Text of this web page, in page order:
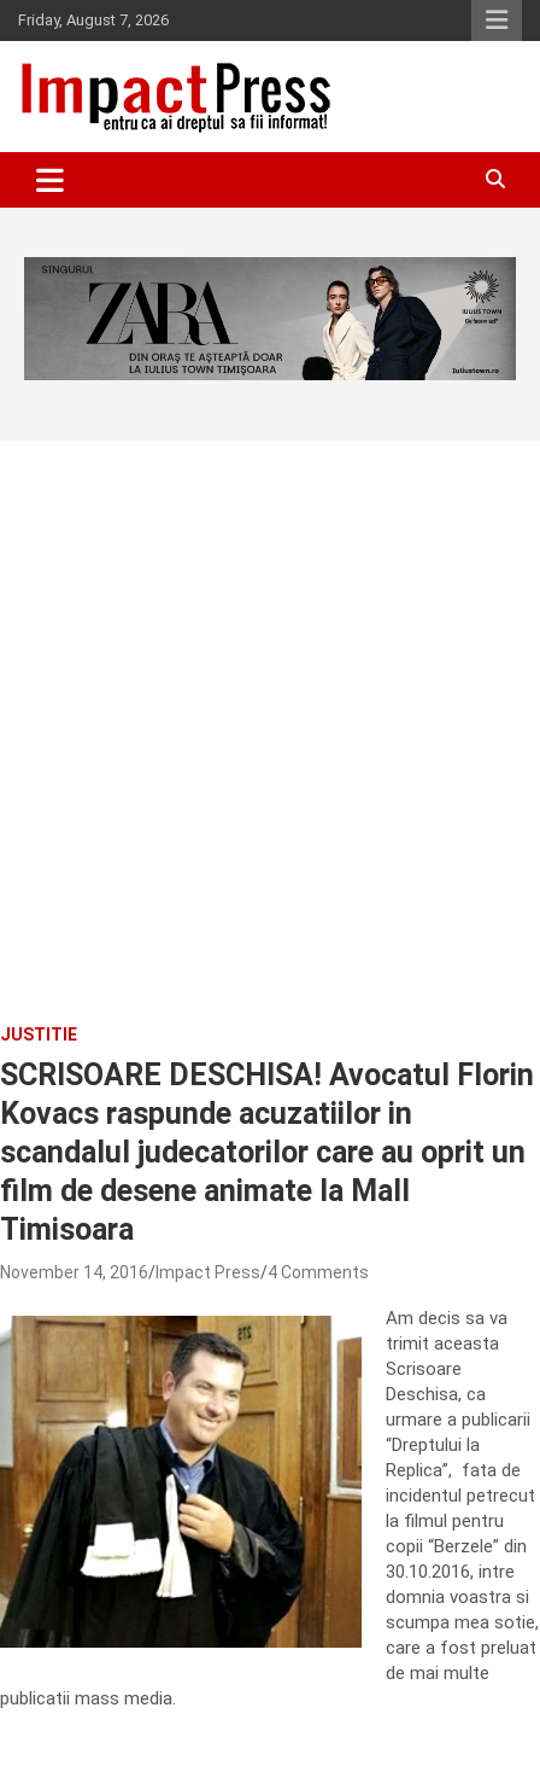
Skip
to
content
Friday, August 7, 2026
IMPACTPRESS
JUSTITIE
SCRISOARE DESCHISA! Avocatul Florin
Kovacs raspunde acuzatiilor in
scandalul judecatorilor care au oprit un
film de desene animate la Mall
Timisoara
November 14, 2016 Impact Press 4 Comments
Am decis sa va
trimit aceasta
Scrisoare
Deschisa, ca
urmare a publicarii
“Dreptului la
Replica”, fata de
incidentul petrecut
la filmul pentru
copii “Berzele” din
30.10.2016, intre
domnia voastra si
scumpa mea sotie,
care a fost preluat
de mai multe
publicatii mass media.